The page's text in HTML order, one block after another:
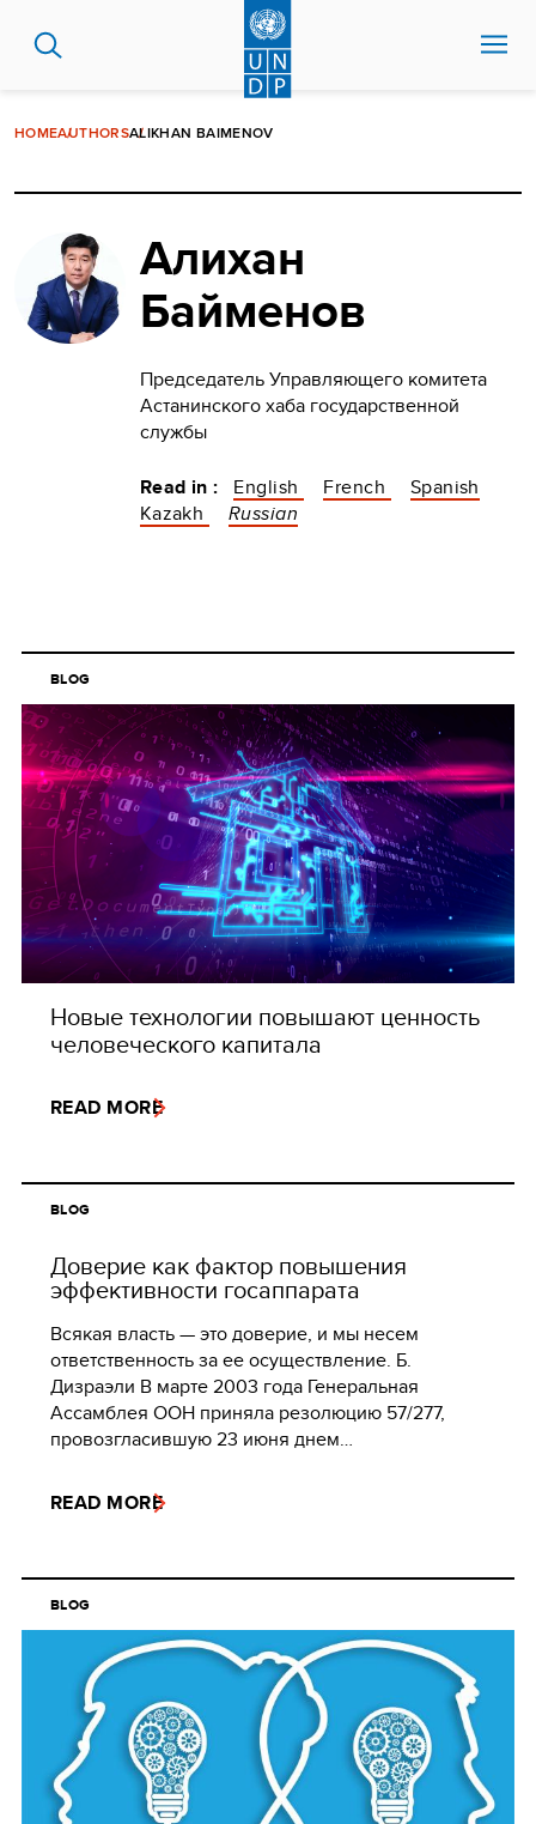
HOMEAUTHORSALIKHAN BAIMENOV
Алихан
Байменов
Председатель Управляющего комитета
Астанинского хаба государственной
службы
Read in :
English French
Spanish
Kazakh
Russian
BLOG
Новые технологии повышают ценность
человеческого капитала
READ MORE
BLOG
Доверие как фактор повышения
эффективности госаппарата
Всякая власть — это доверие, и мы несем
ответственность за ее осуществление. Б.
Дизраэли В марте 2003 года Генеральная
Ассамблея ООН приняла резолюцию 57/277,
провозгласившую 23 июня днем…
READ MORE
BLOG